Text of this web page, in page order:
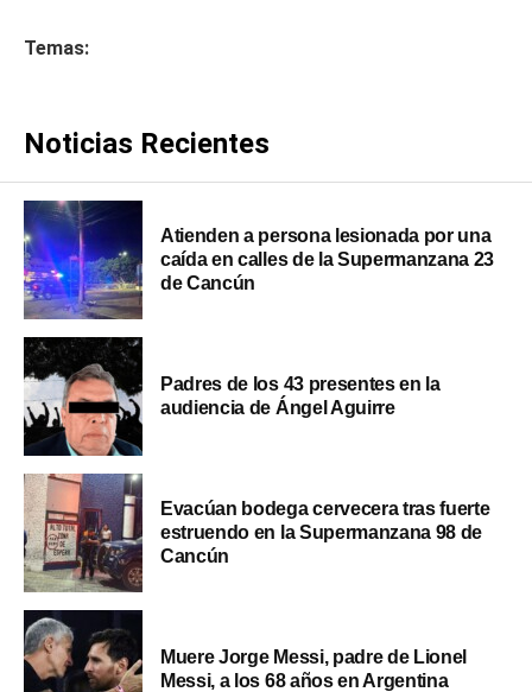
Temas:
Noticias Recientes
Atienden a persona lesionada por una
caída en calles de la Supermanzana 23
de Cancún
Padres de los 43 presentes en la
audiencia de Ángel Aguirre
Evacúan bodega cervecera tras fuerte
estruendo en la Supermanzana 98 de
Cancún
Muere Jorge Messi, padre de Lionel
Messi, a los 68 años en Argentina